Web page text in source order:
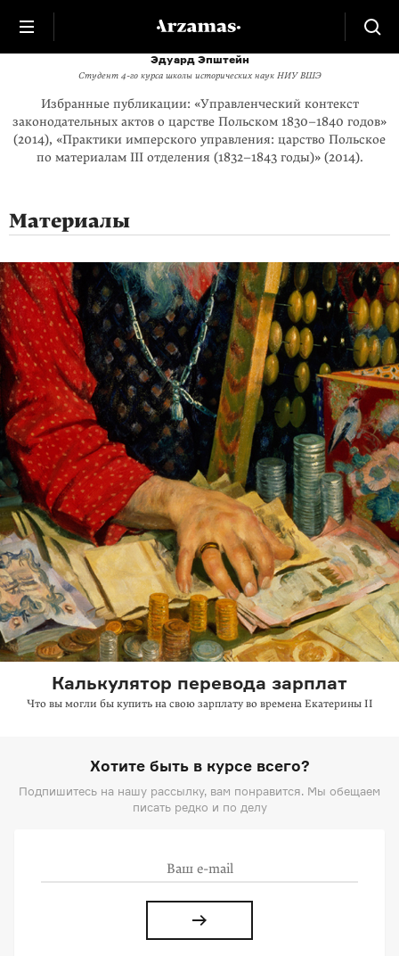
Эдуард Эпштейн
Студент 4-го курса школы исторических наук НИУ ВШЭ
Избранные публикации: «Управленческий контекст
законодательных актов о царстве Польском 1830–1840 годов»
(2014), «Практики имперского управления: царство Польское
по материалам ІІІ отделения (1832–1843 годы)» (2014).
Материалы
Калькулятор перевода зарплат
Что вы могли бы купить на свою зарплату во времена Екатерины II
Хотите быть в курсе всего?
Подпишитесь на нашу рассылку, вам понравится. Мы обещаем
писать редко и по делу